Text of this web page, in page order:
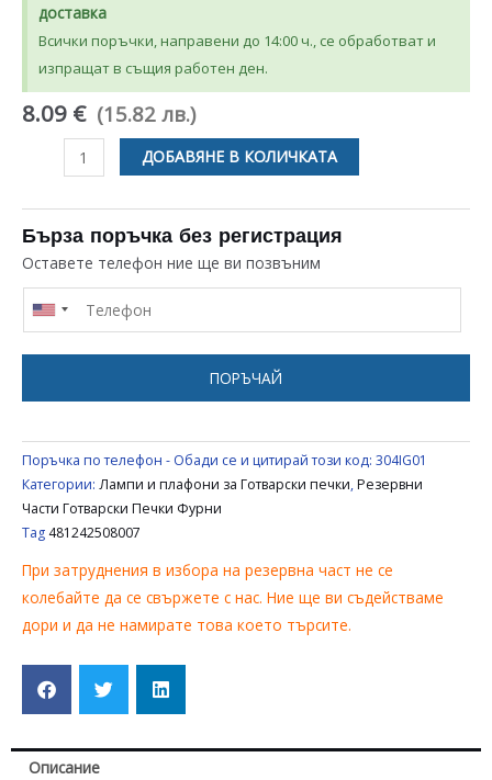
доставка
Всички поръчки, направени до 14:00 ч., се обработват и
изпращат в същия работен ден.
8.09 € (15.82 лв.)
количество
ПЛАФОН
ЗА
ФУРНА
WHIRLPOOL
IGNIS
ДОБАВЯНЕ В КОЛИЧКАТА
Бърза поръчка без регистрация
Оставете телефон ние ще ви позвъним
ПОРЪЧАЙ
Поръчка по телефон - Обади се и цитирай този код: 304IG01
Категории: Лампи и плафони за Готварски печки,Резервни
Части Готварски Печки Фурни
Tag481242508007
При затруднения в избора на резервна част не се
колебайте да се свържете с нас. Ние ще ви съдействаме
дори и да не намирате това което търсите.
Описание